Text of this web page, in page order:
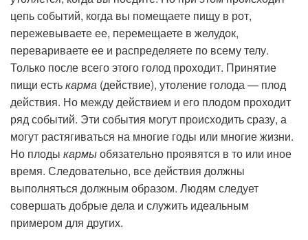
цепь событий, когда вы помещаете пищу в рот,
пережевываете ее, перемещаете в желудок,
перевариваете ее и распределяете по всему телу.
Только после всего этого голод проходит. Принятие
пищи естькарма (действие), утоление голода — плод
действия. Но между действием и его плодом проходит
ряд событий. Эти события могут происходить сразу, а
могут растягиваться на многие годы или многие жизни.
Но плоды кармыобязательно проявятся в то или иное
время. Следовательно, все действия должны
выполняться должным образом. Людям следует
совершать добрые дела и служить идеальным
примером для других.